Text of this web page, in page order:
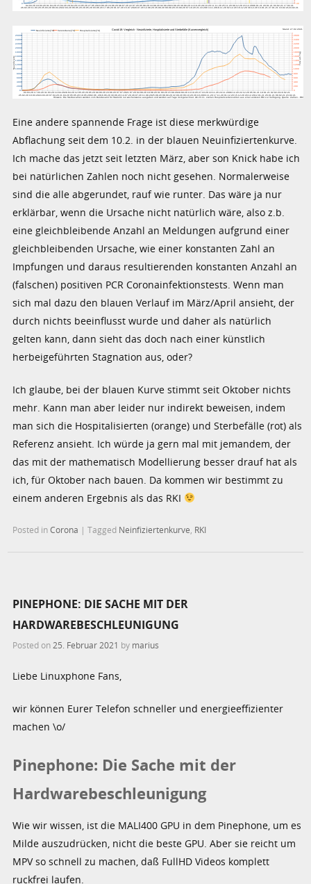
Eine andere spannende Frage ist diese merkwürdige
Abflachung seit dem 10.2. in der blauen Neuinfiziertenkurve.
Ich mache das jetzt seit letzten März, aber son Knick habe ich
bei natürlichen Zahlen noch nicht gesehen. Normalerweise
sind die alle abgerundet, rauf wie runter. Das wäre ja nur
erklärbar, wenn die Ursache nicht natürlich wäre, also z.b.
eine gleichbleibende Anzahl an Meldungen aufgrund einer
gleichbleibenden Ursache, wie einer konstanten Zahl an
Impfungen und daraus resultierenden konstanten Anzahl an
(falschen) positiven PCR Coronainfektionstests. Wenn man
sich mal dazu den blauen Verlauf im März/April ansieht, der
durch nichts beeinflusst wurde und daher als natürlich
gelten kann, dann sieht das doch nach einer künstlich
herbeigeführten Stagnation aus, oder?
Ich glaube, bei der blauen Kurve stimmt seit Oktober nichts
mehr. Kann man aber leider nur indirekt beweisen, indem
man sich die Hospitalisierten (orange) und Sterbefälle (rot) als
Referenz ansieht. Ich würde ja gern mal mit jemandem, der
das mit der mathematisch Modellierung besser drauf hat als
ich, für Oktober nach bauen. Da kommen wir bestimmt zu
einem anderen Ergebnis als das RKI
Posted inCorona |Tagged Neinfiziertenkurve RKI
PINEPHONE: DIE SACHE MIT DER
HARDWAREBESCHLEUNIGUNG
Posted on 25. Februar 2021 by marius
Liebe Linuxphone Fans,
wir können Eurer Telefon schneller und energieeffizienter
machen \o/
Pinephone: Die Sache mit der
Hardwarebeschleunigung
Wie wir wissen, ist die MALI400 GPU in dem Pinephone, um es
Milde auszudrücken, nicht die beste GPU. Aber sie reicht um
MPV so schnell zu machen, daß FullHD Videos komplett
ruckfrei laufen.